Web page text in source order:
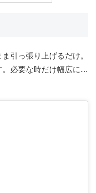
引っ張り上げるだけ。
。必要な時だけ幅広に…